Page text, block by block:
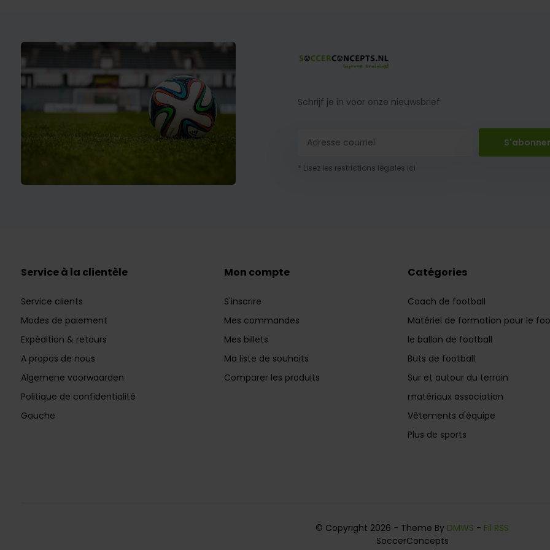
Schrijf je in voor onze nieuwsbrief
S'abonner
* Lisez les restrictions légales ici
Service à la clientèle
Service clients
Modes de paiement
Expédition & retours
A propos de nous
Algemene voorwaarden
Politique de confidentialité
Gauche
Mon compte
S'inscrire
Mes commandes
Mes billets
Ma liste de souhaits
Comparer les produits
Catégories
Coach de football
Matériel de formation pour le
le ballon de football
Buts de football
Sur et autour du terrain
matériaux association
Vêtements d'équipe
Plus de sports
© Copyright 2026 - Theme By DMWS - Fil RSS
SoccerConcepts